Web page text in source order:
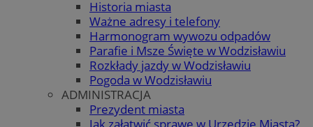
Historia miasta
Ważne adresy i telefony
Harmonogram wywozu odpadów
Parafie i Msze Święte w Wodzisławiu
Rozkłady jazdy w Wodzisławiu
Pogoda w Wodzisławiu
ADMINISTRACJA
Prezydent miasta